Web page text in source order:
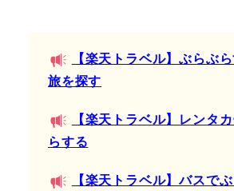
【楽天トラベル】ぶらぶ
旅を探す
【楽天トラベル】レンタ
らする
【楽天トラベル】バスで